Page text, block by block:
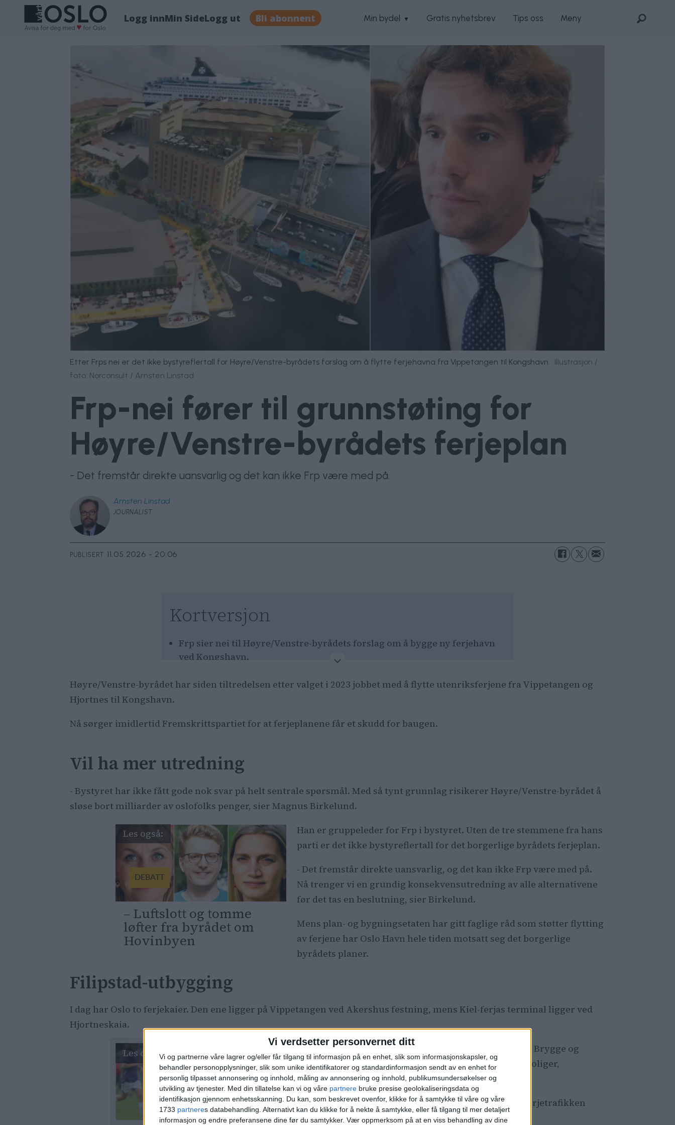
Vi verdsetter personvernet ditt
Vi og partnerne våre lagrer og/eller får tilgang til informasjon på en enhet, slik som informasjonskapsler, og
behandler personopplysninger, slik som unike identifikatorer og standardinformasjon sendt av en enhet for
personlig tilpasset annonsering og innhold, måling av annonsering og innhold, publikumsundersøkelser og
utvikling av tjenester. Med din tillatelse kan vi og våre partnere bruke presise geolokaliseringsdata og
identifikasjon gjennom enhetsskanning. Du kan, som beskrevet ovenfor, klikke for å samtykke til våre og våre
1733 partneres databehandling. Alternativt kan du klikke for å nekte å samtykke, eller få tilgang til mer detaljert
informasjon og endre preferansene dine før du samtykker. Vær oppmerksom på at en viss behandling av dine
Logg innMin SideLogg ut Bli abonnent Min bydel Gratis nyhetsbrev Tips oss Meny
Etter Frps nei er det ikke bystyreflertall for Høyre/Venstre-byrådets forslag om å flytte ferjehavna fra Vippetangen til Kongshavn. Illustrasjon /
foto: Norconsult / Arnsten Linstad
Frp-nei fører til grunnstøting for
Høyre/Venstre-byrådets ferjeplan
- Det fremstår direkte uansvarlig og det kan ikke Frp være med på.
Arnsten Linstad
JOURNALIST
PUBLISERT 11.05.2026 - 20:06
Kortversjon
Frp sier nei til Høyre/Venstre-byrådets forslag om å bygge ny ferjehavn
ved Kongshavn.
Partiet frykter store kostnader og mener en ny ferjehavn kan bli for dyr.
bystyreflertall for byrådets forslag.
Høyre/Venstre-byrådet har siden tiltredelsen etter valget i 2023 jobbet med å flytte utenriksferjene fra Vippetangen og
Hjortnes til Kongshavn.
Nå sørger imidlertid Fremskrittspartiet for at ferjeplanene får et skudd for baugen.
Vil ha mer utredning
- Bystyret har ikke fått gode nok svar på helt sentrale spørsmål. Med så tynt grunnlag risikerer Høyre/Venstre-byrådet å
sløse bort milliarder av oslofolks penger, sier Magnus Birkelund.
DEBATT
– Luftslott og tomme
løfter fra byrådet om
Hovinbyen
Han er gruppeleder for Frp i bystyret. Uten de tre stemmene fra hans
parti er det ikke bystyreflertall for det borgerlige byrådets ferjeplan.
- Det fremstår direkte uansvarlig, og det kan ikke Frp være med på.
Nå trenger vi en grundig konsekvensutredning av alle alternativene
før det tas en beslutning, sier Birkelund.
Mens plan- og bygningsetaten har gitt faglige råd som støtter flytting
av ferjene har Oslo Havn hele tiden motsatt seg det borgerlige
byrådets planer.
Filipstad-utbygging
I dag har Oslo to ferjekaier. Den ene ligger på Vippetangen ved Akershus festning, mens Kiel-ferjas terminal ligger ved
Hjortneskaia.
Hjortneskaia ligger i Filipstad-området, vest for Aker Brygge og
Tjuvholmen, der det nå planlegges en ny bydel med boliger,
næringsbygg og en sammenhengende fjordpark.
Det har derfor lenge blitt ansett som uunngåelig at ferjetrafikken
etter hvert må vike fra Filipstad.